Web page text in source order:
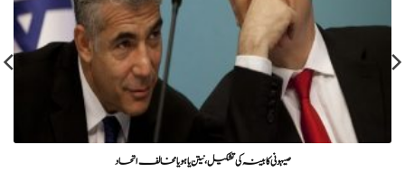
صیہونی کابینہ کی تشکیل،نیتن یاہو یا مخالف اتحاد